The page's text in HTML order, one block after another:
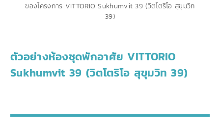
ของโครงการ VITTORIO Sukhumvit 39 (วิตโตริโอ สุขุมวิท
39)
ตัวอย่างห้องชุดพักอาศัย VITTORIO
Sukhumvit 39 (วิตโตริโอ สุขุมวิท 39)